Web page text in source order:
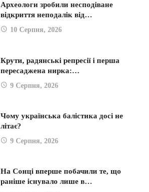
Археологи зробили несподіване
відкриття неподалік від…
10 Серпня, 2026
Крути, радянські репресії і перша
пересаджена нирка:…
9 Серпня, 2026
Чому українська балістика досі не
літає?
9 Серпня, 2026
На Сонці вперше побачили те, що
раніше існувало лише в…